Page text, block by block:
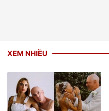
XEM NHIỀU